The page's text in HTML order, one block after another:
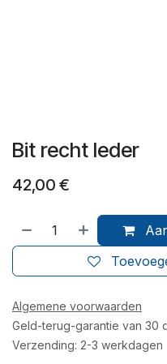
Bit recht leder
42,00 €
Algemene voorwaarden
Geld-terug-garantie van 30
Verzending: 2-3 werkdagen